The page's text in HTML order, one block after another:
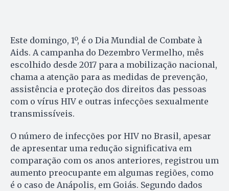
Este domingo, 1º, é o Dia Mundial de Combate à
Aids. A campanha do Dezembro Vermelho, mês
escolhido desde 2017 para a mobilização nacional,
chama a atenção para as medidas de prevenção,
assistência e proteção dos direitos das pessoas
com o vírus HIV e outras infecções sexualmente
transmissíveis.
O número de infecções por HIV no Brasil, apesar
de apresentar uma redução significativa em
comparação com os anos anteriores, registrou um
aumento preocupante em algumas regiões, como
é o caso de Anápolis, em Goiás. Segundo dados